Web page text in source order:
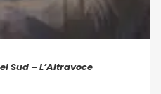
Sud – L’Altravoce